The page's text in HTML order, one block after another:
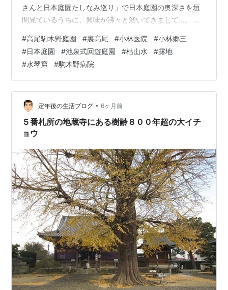
さんと日本庭園たしなみ巡り」で日本庭園の奥深さを垣
間見ているうちに、興味が沸々と湧いてきまして...。 こ
て活躍した小林郷三きょうぞう氏(↑)が診療所と住居を兼
用していた元小林医院の日本家屋で、後に八王子市に寄
贈されました。一部が改修され、周囲は池泉回遊式庭
園・枯山水・露地を備えた庭園に整備されて、平成２４
年に開園されました。 エリアごとにコラージュ画像で紹
介します。（★撮影日は２０２６年５…
#高尾駒木野庭園 #裏高尾 #小林医院 #小林郷三
#日本庭園 #池泉式回遊庭園 #枯山水 #露地
#水琴窟 #駒木野病院
定年後の生活ブログ • 6ヶ月前
５番札所の地蔵寺にある樹齢８００年超の大イチ
ョウ